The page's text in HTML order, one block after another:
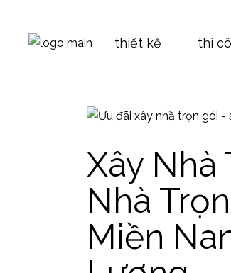
content
thiết kế thi
Xây Nhà
Nhà
Miền